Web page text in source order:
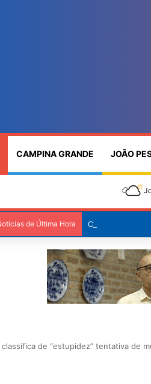
CAMPINA GRANDE JOÃO
de Última Hora Controle do
de “estupidez” tentativa de